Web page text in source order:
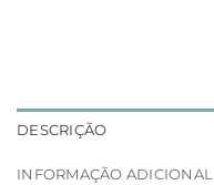
DESCRIÇÃO
INFORMAÇÃO ADICIONAL